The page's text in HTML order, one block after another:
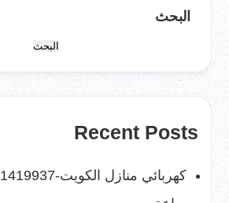
البحث
البحث
Recent Posts